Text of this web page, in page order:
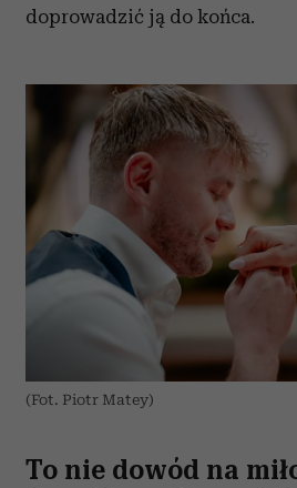
doprowadzić ją do końca.
(Fot. Piotr Matey)
To nie dowód na